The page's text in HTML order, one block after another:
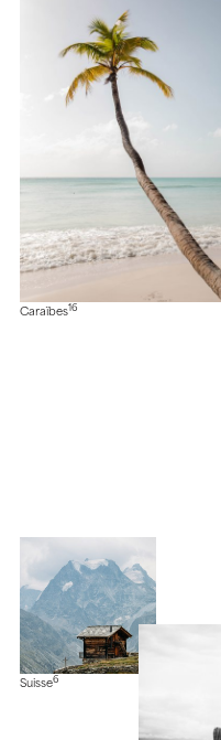
Caraïbes16
Suisse6